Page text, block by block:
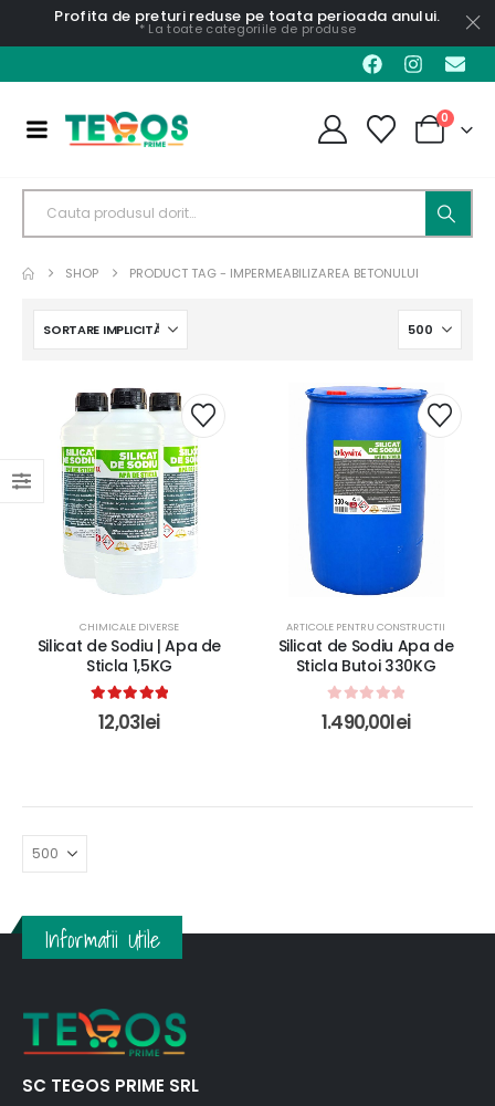
Profita de preturi reduse pe toata perioada anului.
* La toate categoriile de produse
0
SHOP PRODUCT TAG - IMPERMEABILIZAREA BETONULUI
CHIMICALE DIVERSE
Silicat de Sodiu | Apa de
Sticla 1,5KG
5.00 out of 5
12,03lei
ARTICOLE PENTRU CONSTRUCTII
Silicat de Sodiu Apa de
Sticla Butoi 330KG
out of 5
1.490,00lei
Informatii Utile
SC TEGOS PRIME SRL